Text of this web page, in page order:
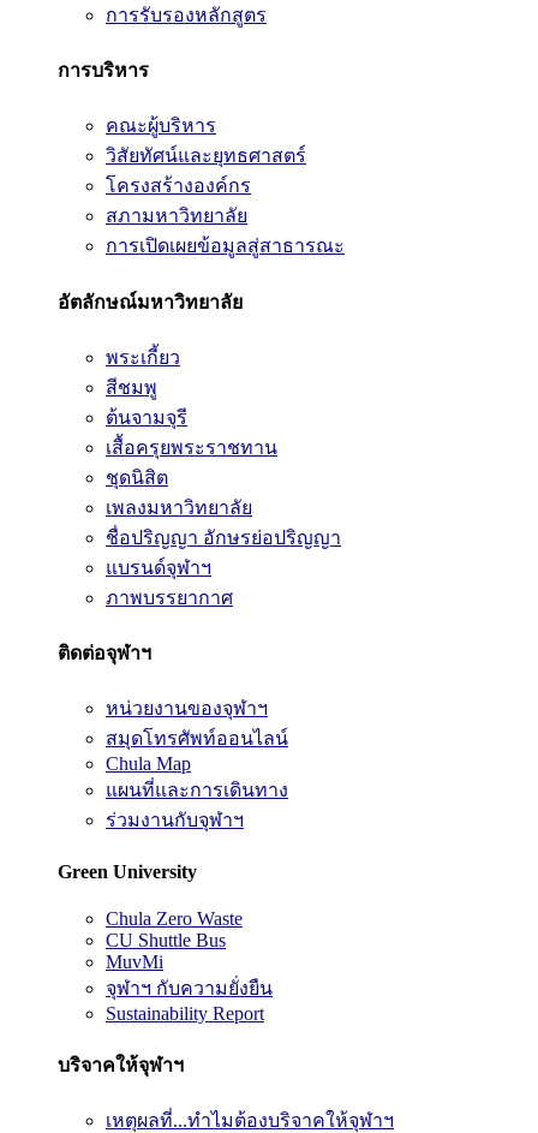
การรับรองหลักสูตร
การบริหาร
คณะผู้บริหาร
วิสัยทัศน์และยุทธศาสตร์
โครงสร้างองค์กร
สภามหาวิทยาลัย
การเปิดเผยข้อมูลสู่สาธารณะ
อัตลักษณ์มหาวิทยาลัย
พระเกี้ยว
สีชมพู
ต้นจามจุรี
เสื้อครุยพระราชทาน
ชุดนิสิต
เพลงมหาวิทยาลัย
ชื่อปริญญา อักษรย่อปริญญา
แบรนด์จุฬาฯ
ภาพบรรยากาศ
ติดต่อจุฬาฯ
หน่วยงานของจุฬาฯ
สมุดโทรศัพท์ออนไลน์
Chula Map
แผนที่และการเดินทาง
ร่วมงานกับจุฬาฯ
Green University
Chula Zero Waste
CU Shuttle Bus
MuvMi
จุฬาฯ กับความยั่งยืน
Sustainability Report
บริจาคให้จุฬาฯ
เหตุผลที่...ทำไมต้องบริจาคให้จุฬาฯ